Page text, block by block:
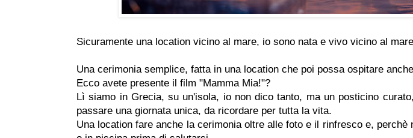
Sicuramente una location vicino al mare, io sono nata e vivo vicino al
Una cerimonia semplice, fatta in una location che poi possa ospitare
Ecco avete presente il film "Mamma Mia!"?
Lì siamo in Grecia, su un'isola, io non dico tanto, ma un posticino
passare una giornata unica, da ricordare per tutta la vita.
Una location fare anche la cerimonia oltre alle foto e il rinfresco e, perchè